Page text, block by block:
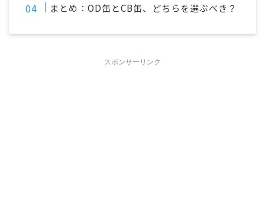
まとめ：OD缶とCB缶、どちらを選ぶべき？
スポンサーリンク